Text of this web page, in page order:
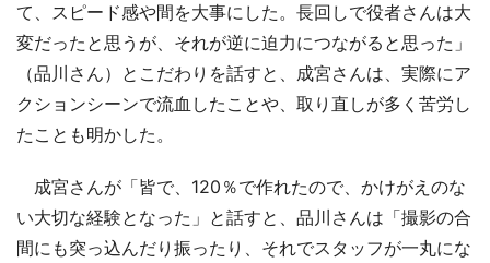
て、スピード感や間を大事にした。長回しで役者さんは大
変だったと思うが、それが逆に迫力につながると思った」
（品川さん）とこだわりを話すと、成宮さんは、実際にア
クションシーンで流血したことや、取り直しが多く苦労し
たことも明かした。
成宮さんが「皆で、120％で作れたので、かけがえのな
い大切な経験となった」と話すと、品川さんは「撮影の合
間にも突っ込んだり振ったり、それでスタッフが一丸にな